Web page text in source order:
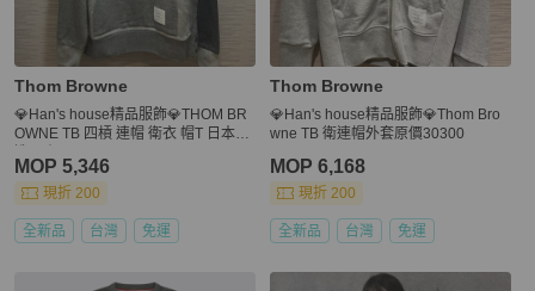
Thom Browne
💎Han's house精品服飾💎THOM BR
OWNE TB 四槓 連帽 衛衣 帽T 日本製
MOP 5,346
現折 200
全新品 台灣 免運
Thom Browne
💎Han's house精品服飾💎Thom Bro
wne TB 衛連帽外套原價30300
MOP 6,168
現折 200
全新品 台灣 免運